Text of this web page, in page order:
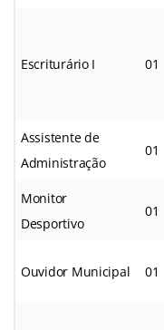
Escriturário I 01
Assistente de
Administração
01
Monitor
Desportivo
01
Ouvidor Municipal 01